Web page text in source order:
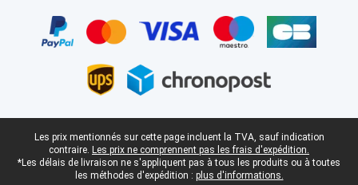
Pied-de-page légal
Les prix mentionnés sur cette page incluent la TVA, sauf indication
contraire. Les prix ne comprennent pas les frais d'expédition.
*Les délais de livraison ne s'appliquent pas à tous les produits ou à toutes
les méthodes d'expédition : plus d'informations.